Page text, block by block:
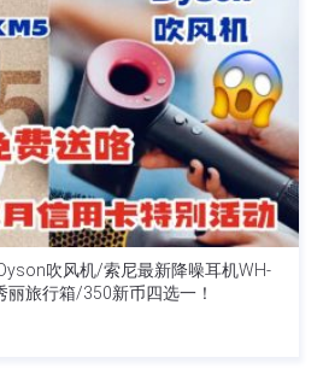
吹风机/索尼最新降噪耳机WH-
旅行箱/350新币四选一！